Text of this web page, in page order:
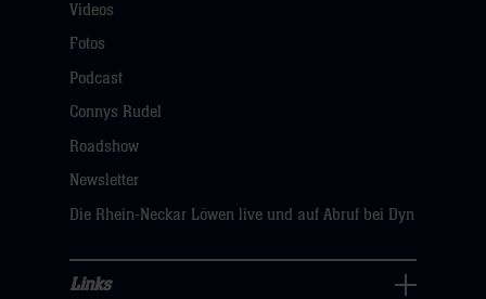
Fans
Navigation
öffnen,
dann
hier
Videos
Fotos
Podcast
Connys Rudel
Roadshow
Newsletter
Die Rhein-Neckar Löwen live und auf Abruf bei Dyn
Links